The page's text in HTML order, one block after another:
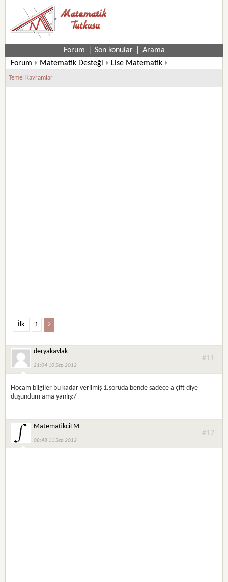
Forum Son konular
Arama
Forum
Matematik Desteği
Lise Matematik
12. Sınıf Matematik Soruları
Temel Kavramlar
İlk 1 2
deryakavlak
21:04 10 Sep 2012
#11
Hocam bilgiler bu kadar verilmiş 1.soruda bende sadece a çift diye
düşündüm ama yanlış:/
MatematikciFM
08:48 11 Sep 2012
#12